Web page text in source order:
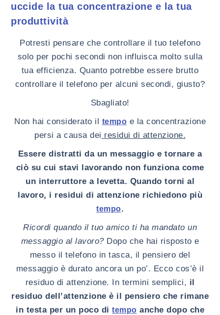
uccide la tua concentrazione e la tua
produttività
Potresti pensare che controllare il tuo telefono
solo per pochi secondi non influisca molto sulla
tua efficienza. Quanto potrebbe essere brutto
controllare il telefono per alcuni secondi, giusto?
Sbagliato!
Non hai considerato il tempo e la concentrazione
persi a causa dei residui di attenzione.
Essere distratti da un messaggio e tornare a
ciò su cui stavi lavorando non funziona come
un interruttore a levetta. Quando torni al
lavoro, i residui di attenzione richiedono più
tempo.
Ricordi quando il tuo amico ti ha mandato un
messaggio al lavoro?Dopo che hai risposto e
messo il telefono in tasca, il pensiero del
messaggio è durato ancora un po’. Ecco cos’è il
residuo di attenzione. In termini semplici, il
residuo dell’attenzione è il pensiero che rimane
in testa per un poco di tempo anche dopo che